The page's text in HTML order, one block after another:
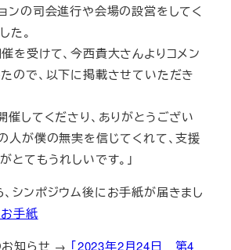
ンの司会進行や会場の設営をしてく
た。
を受けて、今西貴大さんよりコメン
ので、以下に掲載させていただき
催してくださり、ありがとうござい
人が僕の無実を信じてくれて、支援
とてもうれしいです。」
シンポジウム後にお手紙が届きまし
手紙
お知らせ → 「2023年2月24日 第4